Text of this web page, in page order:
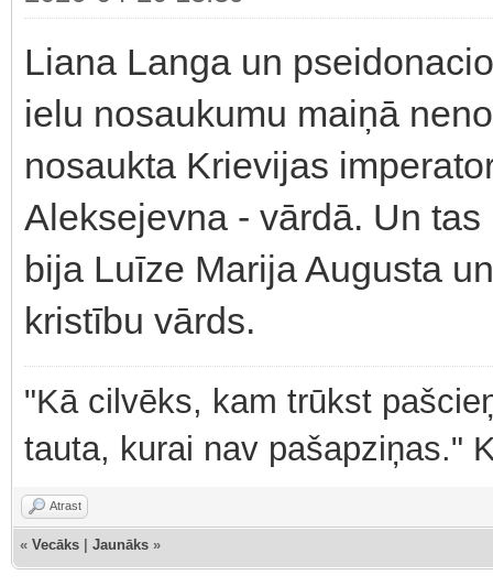
Liana Langa un
ielu nosaukumu maiņā
nosaukta Krievijas
Aleksejevna - vārdā. Un
bija Luīze Marija Augusta
kristību vārds.
"Kā cilvēks, kam trūkst
tauta, kurai nav pašapziņas."
Atrast
« Vecāks Jaunāks »